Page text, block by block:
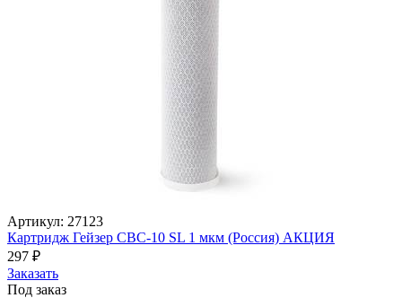
Артикул: 27123
Картридж Гейзер CBC-10 SL 1 мкм (Россия) АКЦИЯ
297 ₽
Заказать
Под заказ